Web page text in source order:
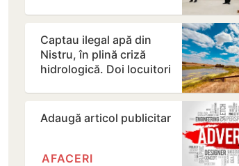
amânate
Captau ilegal apă din
Nistru, în plină criză
hidrologică. Doi locuitori
Adaugă articol publicitar
AFACERI